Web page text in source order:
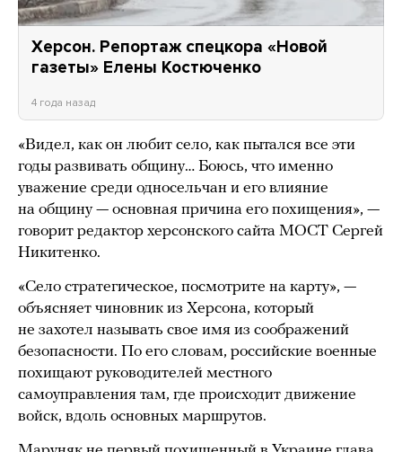
Херсон. Репортаж спецкора «Новой
газеты» Елены Костюченко
4 года назад
«Видел, как он любит село, как пытался все эти
годы развивать общину… Боюсь, что именно
уважение среди односельчан и его влияние
на общину — основная причина его похищения», —
говорит редактор херсонского сайта МОСТ Сергей
Никитенко.
«Село стратегическое, посмотрите на карту», —
объясняет чиновник из Херсона, который
не захотел называть свое имя из соображений
безопасности. По его словам, российские военные
похищают руководителей местного
самоуправления там, где происходит движение
войск, вдоль основных маршрутов.